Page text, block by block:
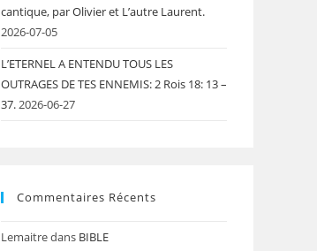
cantique, par Olivier et L’autre Laurent.
2026-07-05
L’ETERNEL A ENTENDU TOUS LES
OUTRAGES DE TES ENNEMIS: 2 Rois 18: 13 –
37.2026-06-27
Commentaires Récents
Lemaitredans BIBLE